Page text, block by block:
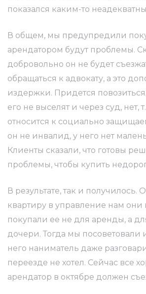
показался каким-то
В общем, мы предупредили
арендатором будут проблемы.
добровольно он не будет
обращаться к адвокату, а это
издержки. Придется
его не выселят и через суд, нет,
относится к социально
он не инвалид, у него нет
Клиенты сказали, что готовы
проблемы, чтобы купить
В результате, так и получилось.
квартиру в управление нам они
покупали ее не для аренды, а
дочери. Тогда мы посоветовали
него наниматель даже
переезде не хотел. Сейчас все
арендатор в октябре должен